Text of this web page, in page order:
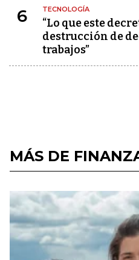
6 TECNOLOGÍA
“Lo que este
destrucción de
trabajos”
MÁS DE